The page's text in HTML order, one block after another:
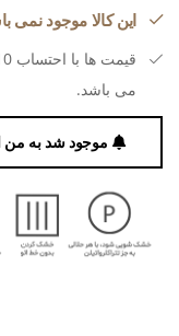
این کالا موجود نمی
می باشد.
موجود شد به من